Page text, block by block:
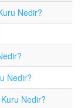
Nedir?
Nedir?
Nedir?